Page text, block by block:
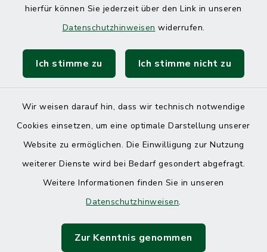
hierfür können Sie jederzeit über den Link in unseren
Datenschutzhinweisen widerrufen.
Ich stimme zu Ich stimme nicht zu
Wir weisen darauf hin, dass wir technisch notwendige
Cookies einsetzen, um eine optimale Darstellung unserer
Website zu ermöglichen. Die Einwilligung zur Nutzung
weiterer Dienste wird bei Bedarf gesondert abgefragt.
Weitere Informationen finden Sie in unseren
Datenschutzhinweisen.
Zur Kenntnis genommen
Kontakt
Datenschutz
Impressum
Cookie-Einstellungen